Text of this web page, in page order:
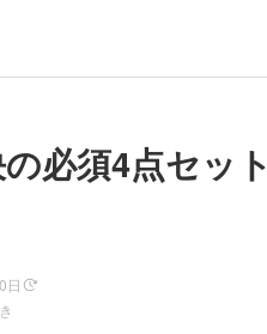
必須4点セット
日